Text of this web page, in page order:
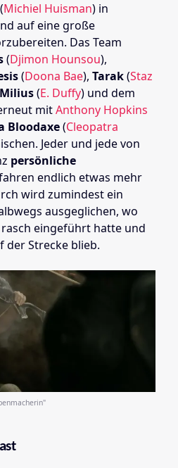
(Michiel Huisman) in
auf eine große
Das Team
(Djimon Hounsou),
(Doona Bae), Tarak(Staz
(E. Duffy) und dem
mitAnthony Hopkins
Bloodaxe(Cleopatra
Jeder und jede von
persönliche
endlich etwas mehr
wird zumindest ein
ausgeglichen, wo
eingeführt hatte und
der Strecke blieb.